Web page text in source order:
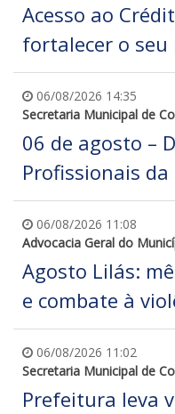
Acesso ao
fortalecer o seu
06/08/2026 14:35
Secretaria Municipal de
06 de agosto –
Profissionais da
06/08/2026 11:08
Advocacia Geral do
Agosto Lilás:
e combate à
06/08/2026 11:02
Secretaria Municipal de
Prefeitura leva